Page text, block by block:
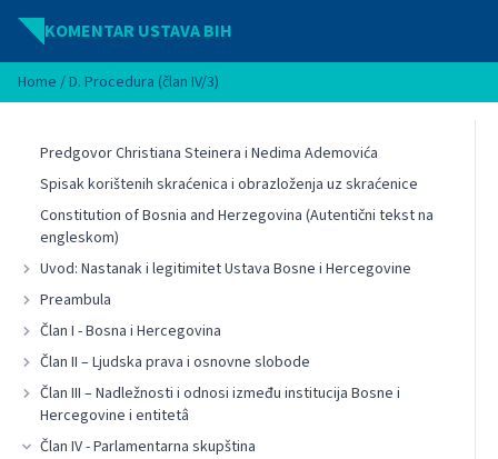
Idi na sadržaj
KOMENTAR USTAVA BIH
Home / D. Procedura (član IV/3)
Predgovor Christiana Steinera i Nedima Ademovića
Spisak korištenih skraćenica i obrazloženja uz skraćenice
Constitution of Bosnia and Herzegovina (Autentični tekst na
engleskom)
Uvod: Nastanak i legitimitet Ustava Bosne i Hercegovine
Preambula
Član I - Bosna i Hercegovina
Član II – Ljudska prava i osnovne slobode
Član III – Nadležnosti i odnosi između institucija Bosne i
Hercegovine i entitetâ
Član IV - Parlamentarna skupština